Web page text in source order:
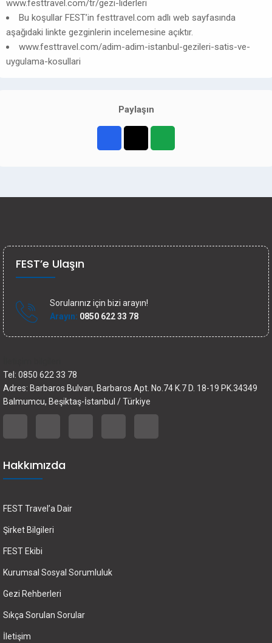
www.festtravel.com/tr/gezi-liderleri
Bu koşullar FEST’in festtravel.com adlı web sayfasında
aşağıdaki linkte gezginlerin incelemesine açıktır.
www.festtravel.com/adim-adim-istanbul-gezileri-satis-ve-
uygulama-kosullari
Paylaşın
FEST’e Ulaşın
Sorularınız için bizi arayın!
Arayın: 0850 622 33 78
Tel: 0850 622 33 78
Adres: Barbaros Bulvarı, Barbaros Apt. No.74 K.7 D. 18-19 PK.34349
Balmumcu, Beşiktaş-İstanbul / Türkiye
Hakkımızda
FEST Travel’a Dair
Şirket Bilgileri
FEST Ekibi
Kurumsal Sosyal Sorumluluk
Gezi Rehberleri
Sıkça Sorulan Sorular
İletişim